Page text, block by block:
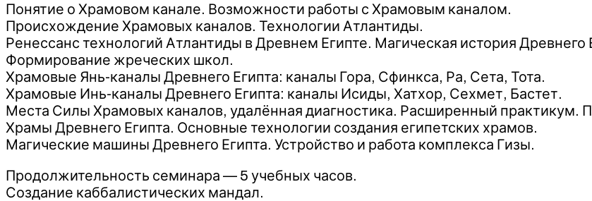
Понятие о Храмовом канале. Возможности работы с Храмовым каналом.
Происхождение Храмовых каналов. Технологии Атлантиды.
Ренессанс технологий Атлантиды в Древнем Египте. Магическая история
Формирование жреческих школ.
Храмовые Янь-каналы Древнего Египта: каналы Гора, Сфинкса, Ра, Сета, Тота.
Храмовые Инь-каналы Древнего Египта: каналы Исиды, Хатхор, Сехмет, Бастет.
Места Силы Храмовых каналов, удалённая диагностика. Расширенный практикум.
Храмы Древнего Египта. Основные технологии создания египетских храмов.
Магические машины Древнего Египта. Устройство и работа комплекса Гизы.
Продолжительность семинара — 5 учебных часов.
Создание каббалистических мандал.